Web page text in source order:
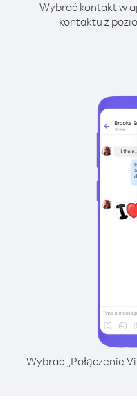
Wybrać kontakt w
kontaktu z
Wybrać „Połączenie